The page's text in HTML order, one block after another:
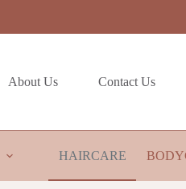
About Us Contact Us
HAIRCARE